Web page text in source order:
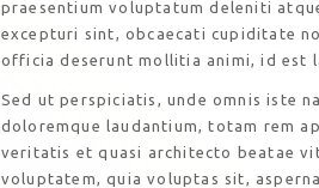
praesentium voluptatum deleniti
excepturi sint, obcaecati cupiditate
officia deserunt mollitia animi, id est
Sed ut perspiciatis, unde omnis iste
doloremque laudantium, totam rem
veritatis et quasi architecto beatae
voluptatem, quia voluptas sit,